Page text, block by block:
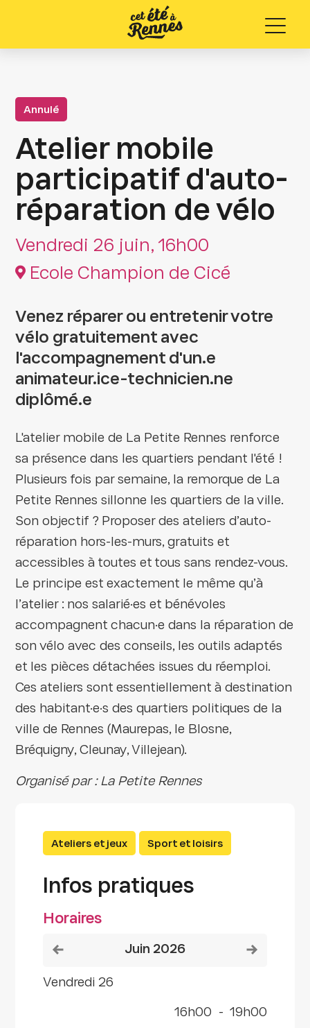
Menu
Annulé
Atelier mobile
participatif d'auto-
réparation de vélo
Vendredi 26 juin, 16h00
Ecole Champion de Cicé
Venez réparer ou entretenir votre
vélo gratuitement avec
l'accompagnement d'un.e
animateur.ice-technicien.ne
diplômé.e
L'atelier mobile de La Petite Rennes renforce
sa présence dans les quartiers pendant l'été !
Plusieurs fois par semaine, la remorque de La
Petite Rennes sillonne les quartiers de la ville.
Son objectif ? Proposer des ateliers d’auto-
réparation hors-les-murs, gratuits et
accessibles à toutes et tous sans rendez-vous.
Le principe est exactement le même qu’à
l’atelier : nos salarié·es et bénévoles
accompagnent chacun·e dans la réparation de
son vélo avec des conseils, les outils adaptés
et les pièces détachées issues du réemploi.
Ces ateliers sont essentiellement à destination
des habitant·e·s des quartiers politiques de la
ville de Rennes (Maurepas, le Blosne,
Bréquigny, Cleunay, Villejean).
Organisé par : La Petite Rennes
Ateliers et jeux Sport et loisirs
Infos pratiques
Horaires
Voir le mois précédentjuin 2026
vendredi 26
16h00 - 19h00